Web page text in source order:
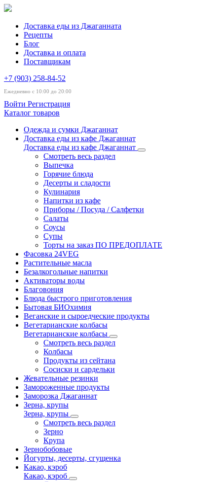
Доставка еды из Джаганната
Рецепты
Блог
Доставка и оплата
Поставщикам
+7 (903) 258-84-52
Ежедневно с 10:00 до 20:00
Войти Регистрация
Каталог товаров
Одежда и сумки Джаганнат
Доставка еды из кафе Джаганнат
Доставка еды из кафе Джаганнат
Смотреть весь раздел
Выпечка
Горячие блюда
Десерты и сладости
Кулинария
Напитки из кафе
Приборы / Посуда / Салфетки
Салаты
Соусы
Супы
Торты на заказ ПО ПРЕДОПЛАТЕ
Фасовка 24VEG
Растительные масла
Безалкогольные напитки
Активаторы воды
Благовония
Блюда быстрого приготовления
Бытовая БИОхимия
Веганские и сыроедческие продукты
Вегетарианские колбасы
Вегетарианские колбасы
Смотреть весь раздел
Колбасы
Продукты из сейтана
Сосиски и сардельки
Жевательные резинки
Замороженные продукты
Заморозка Джаганнат
Зерна, крупы
Зерна, крупы
Смотреть весь раздел
Зерно
Крупа
Зернобобовые
Йогурты, десерты, сгущенка
Какао, кэроб
Какао, кэроб